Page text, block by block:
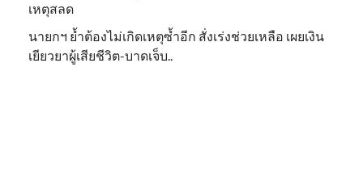
เหตุสลด
นายกฯ ย้ำต้องไม่เกิดเหตุซ้ำอีก สั่งเร่งช่วยเหลือ เผยเงิน
เยียวยาผู้เสียชีวิต-บาดเจ็บ..